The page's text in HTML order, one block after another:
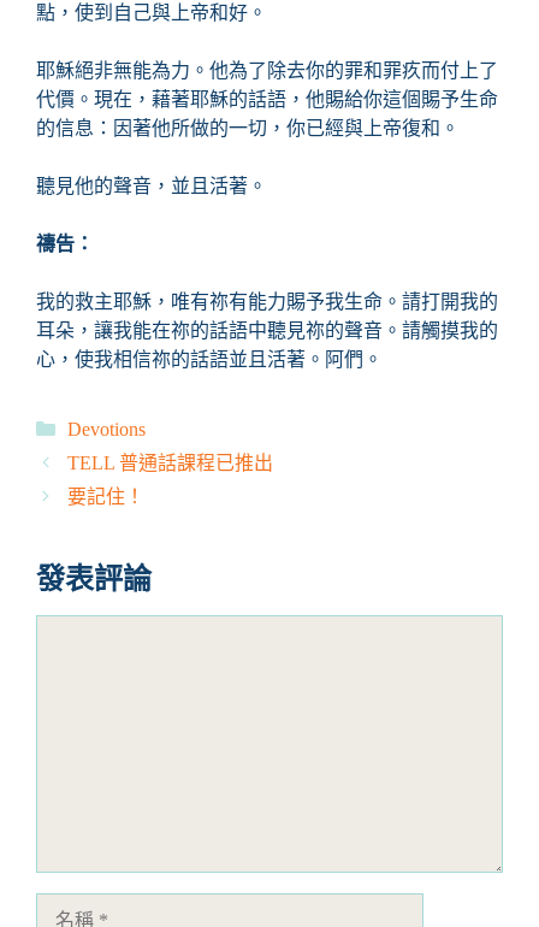
點，使到自己與上帝和好。
耶穌絕非無能為力。他為了除去你的罪和罪疚而付上了
代價。現在，藉著耶穌的話語，他賜給你這個賜予生命
的信息：因著他所做的一切，你已經與上帝復和。
聽見他的聲音，並且活著。
禱告：
我的救主耶穌，唯有祢有能力賜予我生命。請打開我的
耳朵，讓我能在祢的話語中聽見祢的聲音。請觸摸我的
心，使我相信祢的話語並且活著。阿們。
分
類
Devotions
TELL 普通話課程已推出
要記住！
發表評論